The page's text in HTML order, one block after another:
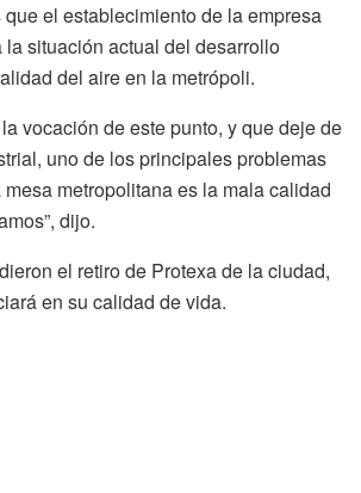
el establecimiento de la empresa
la situación actual del desarrollo
del aire en la metrópoli.
vocación de este punto, y que deje de
uno de los principales problemas
metropolitana es la mala calidad
dijo.
el retiro de Protexa de la ciudad,
en su calidad de vida.